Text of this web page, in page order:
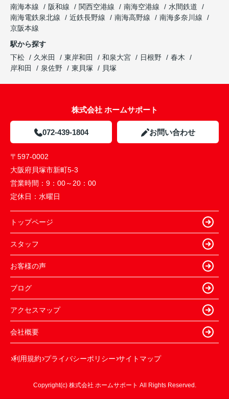
南海本線
阪和線 関西空港線 南海空港線
水間鉄道
南海電鉄泉北線
近鉄長野線 南海高野線
南海多奈川線
京阪本線
駅から探す
下松
久米田 東岸和田 和泉大宮 日根野
春木
岸和田
泉佐野 東貝塚 貝塚
株式会社 ホームサポート
072-439-1804 お問い合わせ
〒597-0002
大阪府貝塚市新町5-3
営業時間： 9：00～20：00
定休日： 水曜日
トップページ
スタッフ
お客様の声
ブログ
アクセスマップ
会社概要
利用規約 プライバシーポリシー サイトマップ
Copyright(c) 株式会社 ホームサポート All Rights Reserved.